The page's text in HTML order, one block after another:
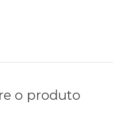
o produto